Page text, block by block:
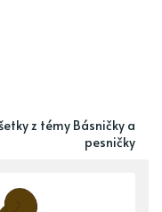
z témy Básničky a
pesničky